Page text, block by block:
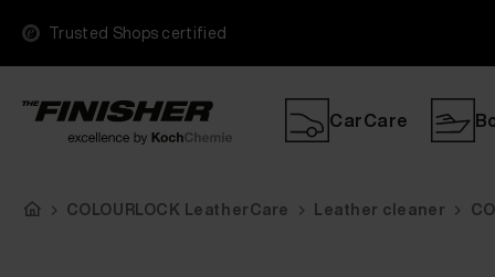
Trusted Shops certified
CarCare
COLOURLOCK LeatherCare Leather cleaner